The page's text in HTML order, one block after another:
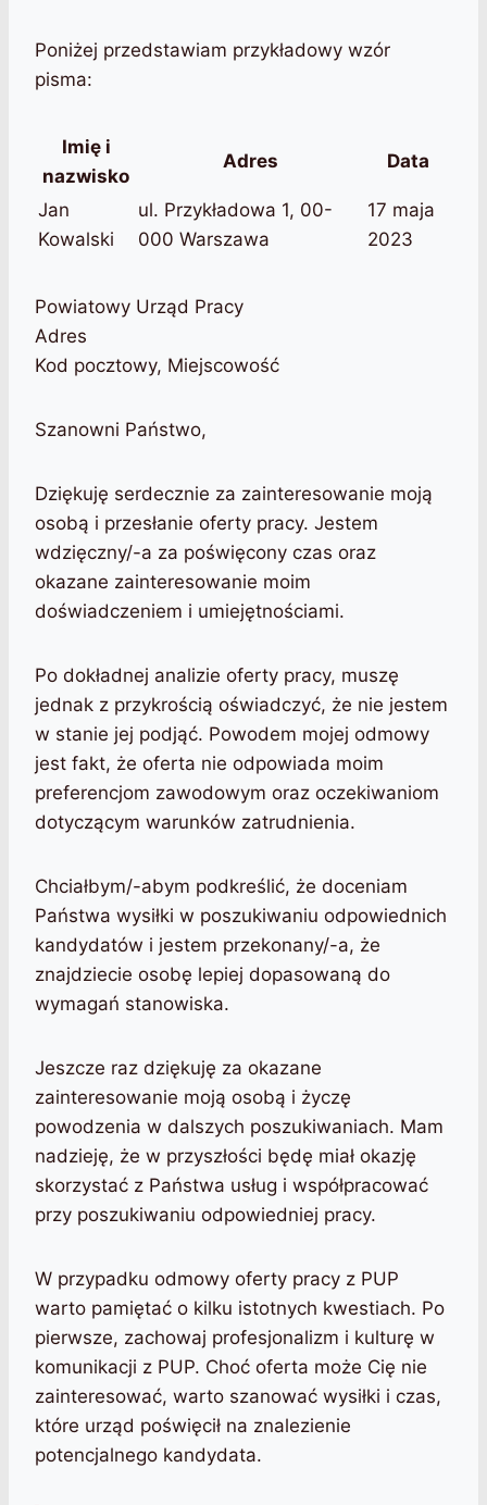
Poniżej przedstawiam przykładowy wzór
pisma:
Imię i
nazwisko
Adres Data
Jan
Kowalski
ul. Przykładowa 1, 00-
000 Warszawa
17 maja
2023
Powiatowy Urząd Pracy
Adres
Kod pocztowy, Miejscowość
Szanowni Państwo,
Dziękuję serdecznie za zainteresowanie moją
osobą i przesłanie oferty pracy. Jestem
wdzięczny/-a za poświęcony czas oraz
okazane zainteresowanie moim
doświadczeniem i umiejętnościami.
Po dokładnej analizie oferty pracy, muszę
jednak z przykrością oświadczyć, że nie jestem
w stanie jej podjąć. Powodem mojej odmowy
jest fakt, że oferta nie odpowiada moim
preferencjom zawodowym oraz oczekiwaniom
dotyczącym warunków zatrudnienia.
Chciałbym/-abym podkreślić, że doceniam
Państwa wysiłki w poszukiwaniu odpowiednich
kandydatów i jestem przekonany/-a, że
znajdziecie osobę lepiej dopasowaną do
wymagań stanowiska.
Jeszcze raz dziękuję za okazane
zainteresowanie moją osobą i życzę
powodzenia w dalszych poszukiwaniach. Mam
nadzieję, że w przyszłości będę miał okazję
skorzystać z Państwa usług i współpracować
przy poszukiwaniu odpowiedniej pracy.
W przypadku odmowy oferty pracy z PUP
warto pamiętać o kilku istotnych kwestiach. Po
pierwsze, zachowaj profesjonalizm i kulturę w
komunikacji z PUP. Choć oferta może Cię nie
zainteresować, warto szanować wysiłki i czas,
które urząd poświęcił na znalezienie
potencjalnego kandydata.